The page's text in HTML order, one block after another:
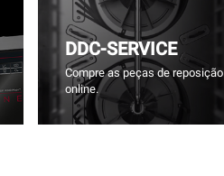
DDC-SERVICE
Compre as peças de reposição
online.